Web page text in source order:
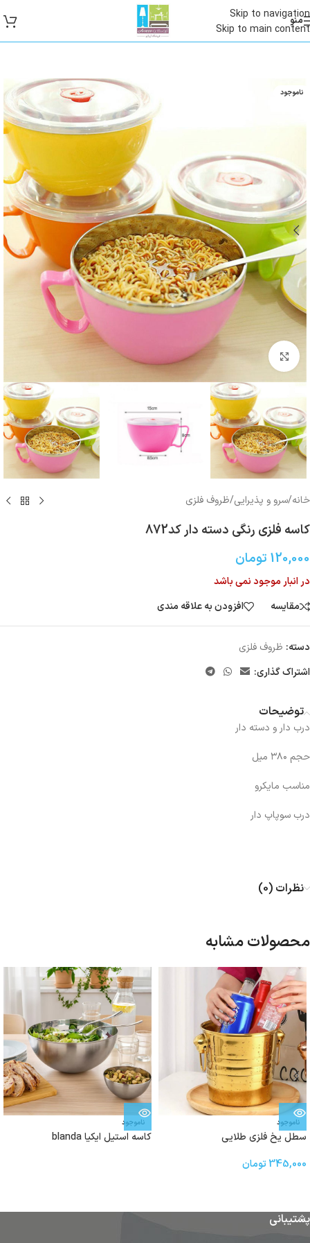
Skip to navigation
Skip to main content
منو
ناموجود
بزرگنمایی تصویر
خانه/سرو و پذیرایی/ظروف فلزی
کاسه فلزی رنگی دسته دار کد872
120,000 تومان
در انبار موجود نمی باشد
مقایسه
افزودن به علاقه مندی
دسته: ظروف فلزی
اشتراک گذاری:
توضیحات
درب دار و دسته دار
حجم ۳۸۰ میل
مناسب مایکرو
درب سوپاپ دار
نظرات (0)
محصولات مشابه
ناموجود
سطل یخ فلزی طلایی
345,000تومان
ناموجود
کاسه استیل ایکیا blanda
پشتیبانی